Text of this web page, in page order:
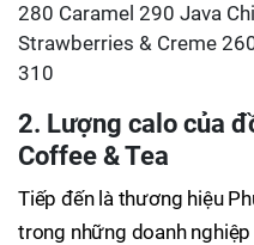
280 Caramel 290 Java
Strawberries & Creme
310
2. Lượng calo của
Coffee & Tea
Tiếp đến là thương hiệu
trong những doanh